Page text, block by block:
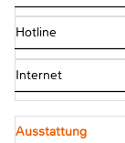
Hotline
Internet
Ausstattung